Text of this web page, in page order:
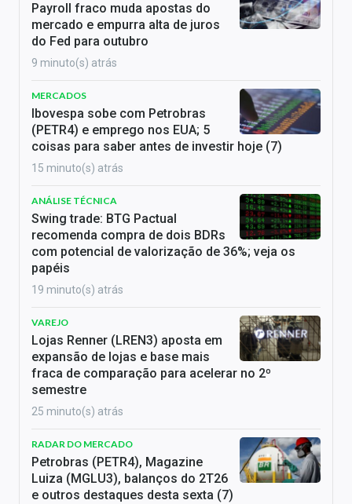
Payroll fraco muda apostas do
mercado e empurra alta de juros
do Fed para outubro
9 minuto(s) atrás
MERCADOS
Ibovespa sobe com Petrobras
(PETR4) e emprego nos EUA; 5
coisas para saber antes de investir hoje (7)
15 minuto(s) atrás
ANÁLISE TÉCNICA
Swing trade: BTG Pactual
recomenda compra de dois BDRs
com potencial de valorização de 36%; veja os
papéis
19 minuto(s) atrás
VAREJO
Lojas Renner (LREN3) aposta em
expansão de lojas e base mais
fraca de comparação para acelerar no 2º
semestre
25 minuto(s) atrás
RADAR DO MERCADO
Petrobras (PETR4), Magazine
Luiza (MGLU3), balanços do 2T26
e outros destaques desta sexta (7)